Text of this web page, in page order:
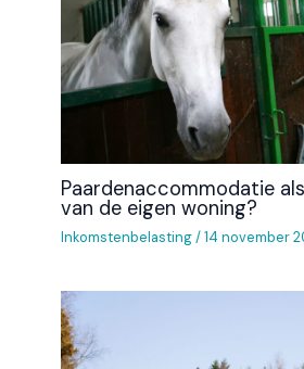
Paardenaccommodatie
van de eigen woning?
Inkomstenbelasting/14 november